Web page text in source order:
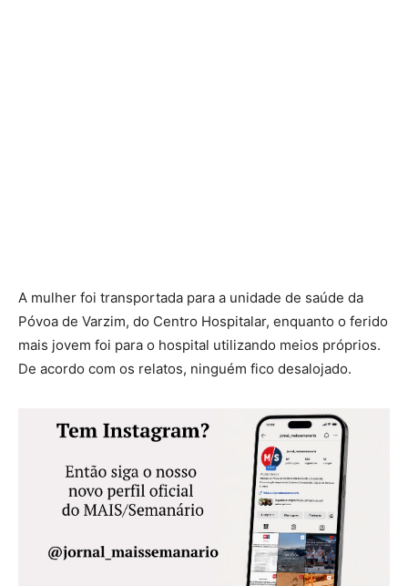
A mulher foi transportada para a unidade de saúde da
Póvoa de Varzim, do Centro Hospitalar, enquanto o ferido
mais jovem foi para o hospital utilizando meios próprios.
De acordo com os relatos, ninguém fico desalojado.